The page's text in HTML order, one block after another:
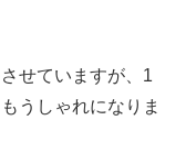
せていますが、1
うしゃれになりま